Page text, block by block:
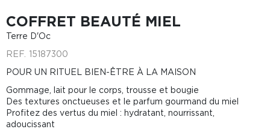
COFFRET BEAUTÉ MIEL
Terre D'Oc
REF. 15187300
POUR UN RITUEL BIEN-ÊTRE À LA MAISON
Gommage, lait pour le corps, trousse et bougie
Des textures onctueuses et le parfum gourmand du miel
Profitez des vertus du miel : hydratant, nourrissant,
adoucissant